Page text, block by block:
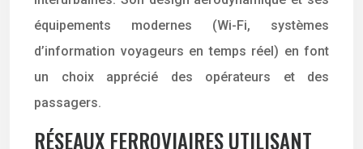
équipements modernes (Wi-Fi, systèmes
d’information voyageurs en temps réel) en font
un choix apprécié des opérateurs et des
passagers.
RÉSEAUX FERROVIAIRES UTILISANT